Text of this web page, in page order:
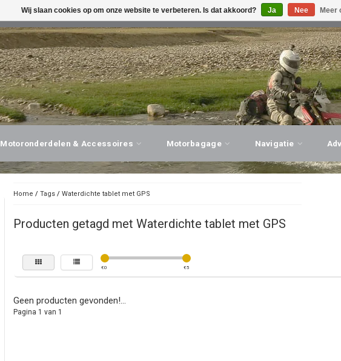
DESKUNDIG ADVIES, PERSOONLIJKE SERVICE! BEZOEK ONZE
Motoronderdelen & Accessoires Motorbagage Navigatie
Home / Tags/ Waterdichte tablet met GPS
Producten getagd met Waterdichte tablet met GPS
€0 €5
Geen producten gevonden!...
Pagina 1 van 1
Wij slaan cookies op om onze website te verbeteren. Is dat akkoord? Ja Nee Meer